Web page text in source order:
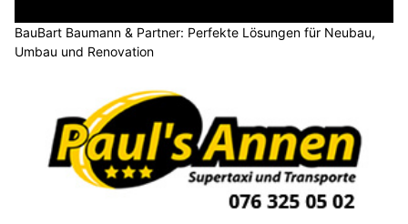
BauBart Baumann & Partner: Perfekte Lösungen für Neubau,
Umbau und Renovation